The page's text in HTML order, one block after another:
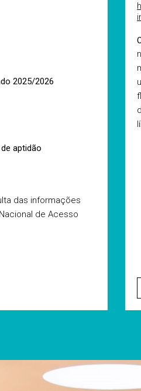
2025/2026
aptidão
das informações
de Acesso